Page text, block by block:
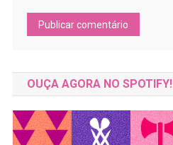
OUÇA AGORA NO SPOTIFY!